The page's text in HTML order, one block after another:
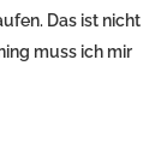
Das ist nicht
muss ich mir